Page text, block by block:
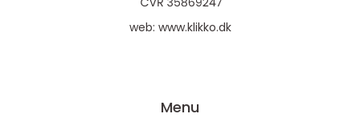
web: www.klikko.dk
Menu